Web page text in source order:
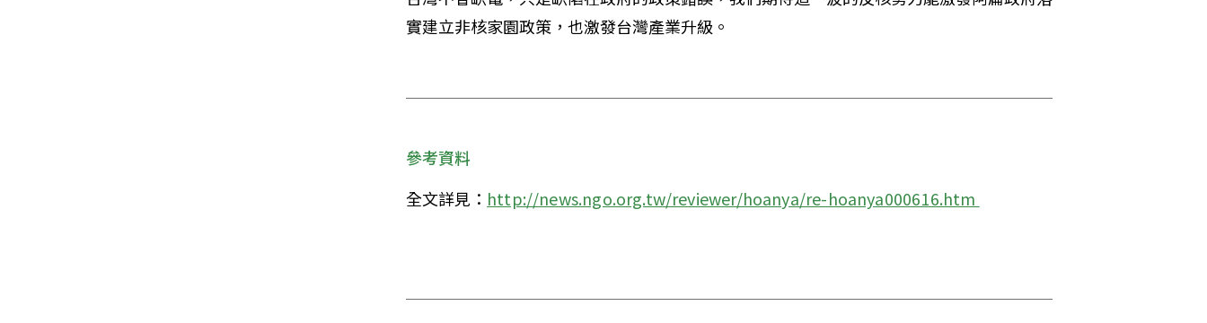
實建立非核家園政策，也激發台灣產業升級。
參考資料
全文詳見：